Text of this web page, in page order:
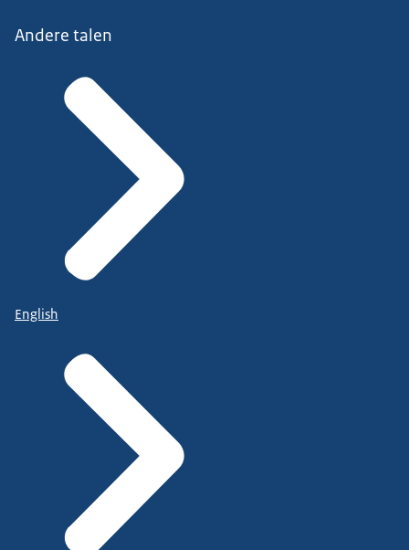
Andere talen
English